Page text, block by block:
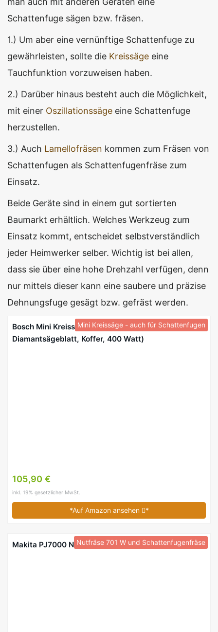
Schattenfuge sägen bzw. fräsen.
1.) Um aber eine vernünftige Schattenfuge zu
gewährleisten, sollte die Kreissäge eine
Tauchfunktion vorzuweisen haben.
2.) Darüber hinaus besteht auch die Möglichkeit,
mit einer Oszillationssäge eine Schattenfuge
herzustellen.
3.) Auch Lamellofräsen kommen zum Fräsen von
Schattenfugen als Schattenfugenfräse zum
Einsatz.
Beide Geräte sind in einem gut sortierten
Baumarkt erhältlich. Welches Werkzeug zum
Einsatz kommt, entscheidet selbstverständlich
jeder Heimwerker selber. Wichtig ist bei allen,
dass sie über eine hohe Drehzahl verfügen, denn
nur mittels dieser kann eine saubere und präzise
Dehnungsfuge gesägt bzw. gefräst werden.
Mini Kreissäge - auch für Schattenfugen
Bosch Mini Kreissäge PKS 16 Multi (2x Sägeblatt, 1x
Diamantsägeblatt, Koffer, 400 Watt)
105,90 €
inkl. 19% gesetzlicher MwSt.
*Auf Amazon ansehen *
Nutfräse 701 W und Schattenfugenfräse
Makita PJ7000 Nutfräse 701 W